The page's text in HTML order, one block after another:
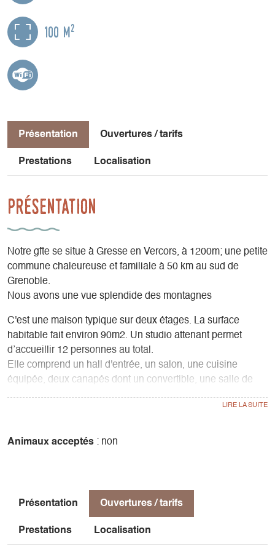
100 m2
Présentation Ouvertures / tarifs
Prestations Localisation
Présentation
Notre gîte se situe à Gresse en Vercors, à 1200m; une petite
commune chaleureuse et familiale à 50 km au sud de
Grenoble.
Nous avons une vue splendide des montagnes
C'est une maison typique sur deux étages. La surface
habitable fait environ 90m2. Un studio attenant permet
d’accueillir 12 personnes au total.
Elle comprend un hall d'entrée, un salon, une cuisine
équipée, deux canapés dont un convertible, une salle de
bain avec baignoire et WC au rez de chaussée.
Et à l'étage, elle comporte une salle de bains avec douche
superposés, une avec des lits jumelés et une chambre avec
jeux pour les enfants.
Il y a à disposition : Un lit parapluie, un lave vaisselle, un
lave linge, un barbecue
Animaux acceptés : non
Présentation Ouvertures / tarifs
Prestations Localisation